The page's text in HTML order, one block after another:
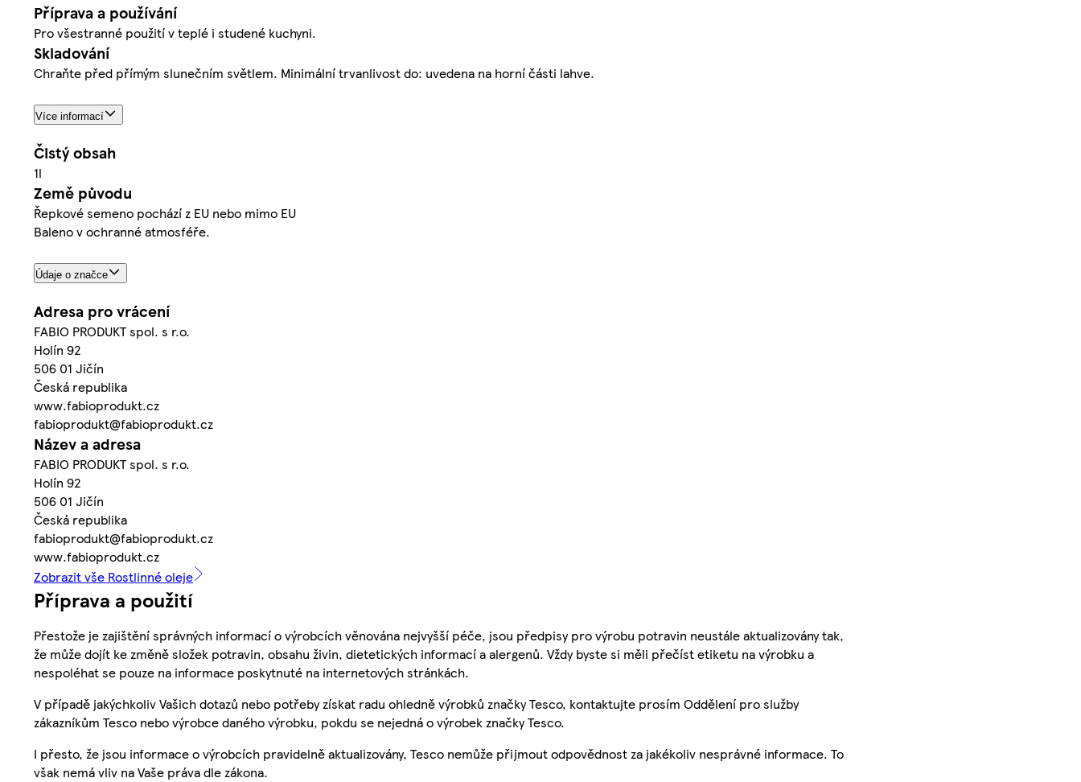
Příprava a používání
Pro všestranné použití v teplé i studené kuchyni.
Skladování
Chraňte před přímým slunečním světlem. Minimální trvanlivost do: uvedena na horní části lahve.
Více informací
Čistý obsah
1l
Země původu
Řepkové semeno pochází z EU nebo mimo EU
Baleno v ochranné atmosféře.
Údaje o značce
Adresa pro vrácení
FABIO PRODUKT spol. s r.o.
Holín 92
506 01 Jičín
Česká republika
www.fabioprodukt.cz
fabioprodukt@fabioprodukt.cz
Název a adresa
FABIO PRODUKT spol. s r.o.
Holín 92
506 01 Jičín
Česká republika
fabioprodukt@fabioprodukt.cz
www.fabioprodukt.cz
Zobrazit vše Rostlinné oleje
Příprava a použití
Přestože je zajištění správných informací o výrobcích věnována nejvyšší péče, jsou předpisy pro výrobu potravin neustále aktualizovány tak,
že může dojít ke změně složek potravin, obsahu živin, dietetických informací a alergenů. Vždy byste si měli přečíst etiketu na výrobku a
nespoléhat se pouze na informace poskytnuté na internetových stránkách.
V případě jakýchkoliv Vašich dotazů nebo potřeby získat radu ohledně výrobků značky Tesco, kontaktujte prosím Oddělení pro služby
zákazníkům Tesco nebo výrobce daného výrobku, pokdu se nejedná o výrobek značky Tesco.
I přesto, že jsou informace o výrobcích pravidelně aktualizovány, Tesco nemůže přijmout odpovědnost za jakékoliv nesprávné informace. To
však nemá vliv na Vaše práva dle zákona.